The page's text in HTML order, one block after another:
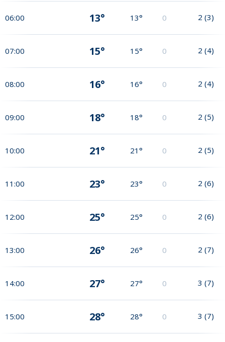
06:00 13° 13° 0 2 (3)
07:00 15° 15° 0 2 (4)
08:00 16° 16° 0 2 (4)
09:00 18° 18° 0 2 (5)
10:00 21° 21° 0 2 (5)
11:00 23° 23° 0 2 (6)
12:00 25° 25° 0 2 (6)
13:00 26° 26° 0 2 (7)
14:00 27° 27° 0 3 (7)
15:00 28° 28° 0 3 (7)